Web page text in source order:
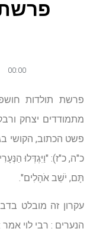
פרשת
00:00
פרשת תולדות
מתמודדים יצחק
פשט הכתוב, הקושי
כ"ה, כ"ז): "וַיִּגְדְּלוּ
תָּם, יֹשֵׁב אֹהָלִים".
עקרון זה מובלט
הנערים : רבי לוי